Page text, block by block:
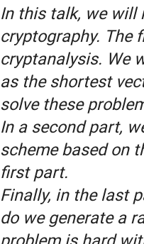
In this talk, we will
cryptography. The
cryptanalysis. We
as the shortest
solve these
In a second part,
scheme based on
first part.
Finally, in the last
do we generate a